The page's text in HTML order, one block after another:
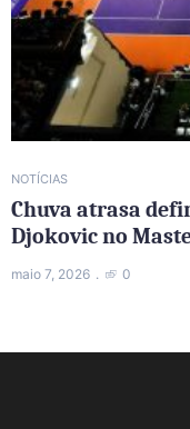
NOTÍCIAS
Chuva atrasa
Djokovic no
maio 7, 2026 0